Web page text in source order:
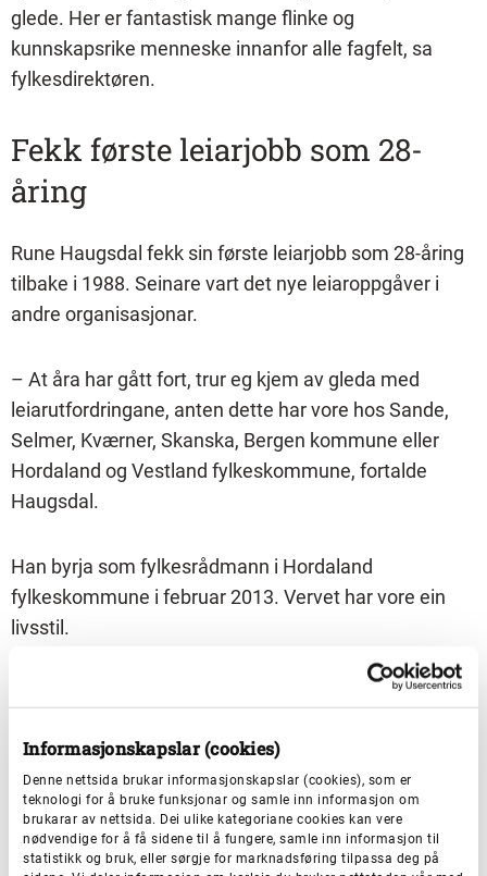
Informasjonskapslar (cookies)
Denne nettsida brukar informasjonskapslar (cookies), som er
teknologi for å bruke funksjonar og samle inn informasjon om
brukarar av nettsida. Dei ulike kategoriane cookies kan vere
nødvendige for å få sidene til å fungere, samle inn informasjon til
statistikk og bruk, eller sørgje for marknadsføring tilpassa deg på
glede. Her er fantastisk mange flinke og
kunnskapsrike menneske innanfor alle fagfelt, sa
fylkesdirektøren.
Fekk første leiarjobb som 28-
åring
Rune Haugsdal fekk sin første leiarjobb som 28-åring
tilbake i 1988. Seinare vart det nye leiaroppgåver i
andre organisasjonar.
– At åra har gått fort, trur eg kjem av gleda med
leiarutfordringane, anten dette har vore hos Sande,
Selmer, Kværner, Skanska, Bergen kommune eller
Hordaland og Vestland fylkeskommune, fortalde
Haugsdal.
Han byrja som fylkesrådmann i Hordaland
fylkeskommune i februar 2013. Vervet har vore ein
livsstil.
– Å vere fylkesrådmann eller fylkesdirektør er ingen 8
trivst godt med, og som føreset ein svært
forståingsfull heimebane. Gunhild er i tillegg til å vere
ektefelle, også den gode samtalepartnaren min,
støtte og utviser eit eineståande tolmod. Då eg søkte